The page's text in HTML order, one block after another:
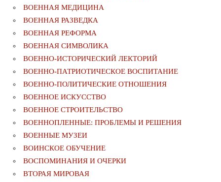
ВОЕННАЯ МЕДИЦИНА
ВОЕННАЯ РАЗВЕДКА
ВОЕННАЯ РЕФОРМА
ВОЕННАЯ СИМВОЛИКА
ВОЕННО-ИСТОРИЧЕСКИЙ ЛЕКТОРИЙ
ВОЕННО-ПАТРИОТИЧЕСКОЕ ВОСПИТАНИЕ
ВОЕННО-ПОЛИТИЧЕСКИE ОТНОШЕНИЯ
ВОЕННОЕ ИСКУССТВО
ВОЕННОЕ СТРОИТЕЛЬСТВО
ВОЕННОПЛЕННЫЕ: ПРОБЛЕМЫ И РЕШЕНИЯ
ВОЕННЫЕ МУЗЕИ
ВОИНСКОЕ ОБУЧЕНИЕ
ВОСПОМИНАНИЯ И ОЧЕРКИ
ВТОРАЯ МИРОВАЯ